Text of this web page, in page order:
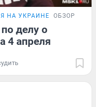
НА УКРАИНЕ ОБЗОР
делу о
4 апреля